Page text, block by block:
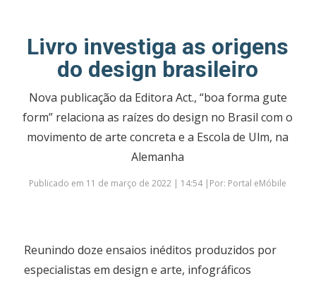
Livro investiga as origens
do design brasileiro
Nova publicação da Editora Act., “boa forma gute
form” relaciona as raízes do design no Brasil com o
movimento de arte concreta e a Escola de Ulm, na
Alemanha
Publicado em 11 de março de 2022 | 14:54 |Por: Portal eMóbile
Reunindo doze ensaios inéditos produzidos por
especialistas em design e arte, infográficos